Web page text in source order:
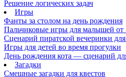
Решение логических задач
Игры
Фанты за столом на день рождения
Пальчиковые игры для малышей от
Сценарий пиратской вечеринки
Игры для детей во время прогулки
День рождения кота — сценарий
Загадки
Смешные загадки для квестов